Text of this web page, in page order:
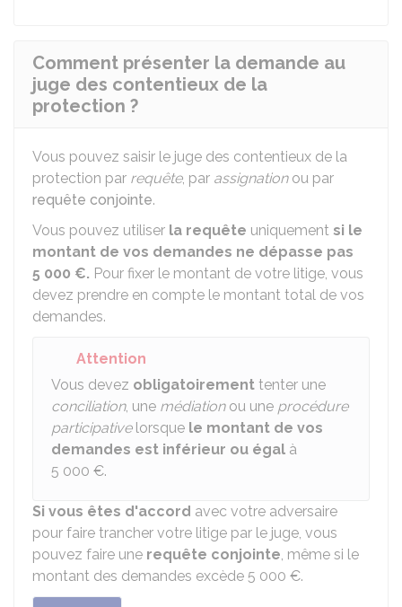
Comment présenter la demande au
juge des contentieux de la
protection ?
Vous pouvez saisir le juge des contentieux de la
protection par requête, par assignationou par
requête conjointe.
Vous pouvez utiliser la requête uniquement si le
montant de vos demandes ne dépasse pas
5 000 €. Pour fixer le montant de votre litige, vous
devez prendre en compte le montant total de vos
demandes.
Attention
Vous devez obligatoirement tenter une
conciliation, une médiationou une procédure
participativelorsque le montant de vos
demandes est inférieur ou égal à
5 000 €.
Si vous êtes d'accord avec votre adversaire
pour faire trancher votre litige par le juge, vous
pouvez faire une requête conjointe, même si le
montant des demandes excède 5 000 €.